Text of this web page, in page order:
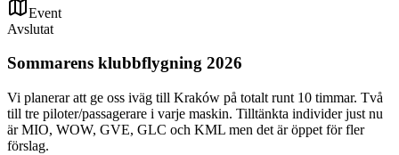
Event
Avslutat
Sommarens klubbflygning 2026
Vi planerar att ge oss iväg till Kraków på totalt runt 10 timmar. Två
till tre piloter/passagerare i varje maskin. Tilltänkta individer just nu
är MIO, WOW, GVE, GLC och KML men det är öppet för fler
förslag.